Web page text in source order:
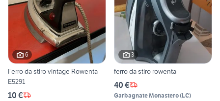
6
Ferro da stiro vintage Rowenta
E5291
10 €
3
ferro da stiro rowenta
40 €
Garbagnate Monastero(LC)